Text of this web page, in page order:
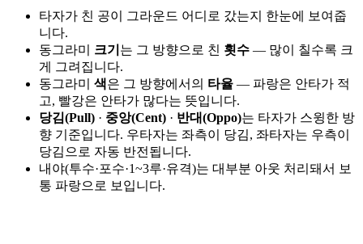
타자가 친 공이 그라운드 어디로 갔는지 한눈에 보여줍
니다.
동그라미 크기 는 그 방향으로 친 횟수 — 많이 칠수록 크
게 그려집니다.
동그라미 색은 그 방향에서의 타율 — 파랑은 안타가 적
고, 빨강은 안타가 많다는 뜻입니다.
당김(Pull) · 중앙(Cent) · 반대(Oppo)는 타자가 스윙한 방
향 기준입니다. 우타자는 좌측이 당김, 좌타자는 우측이
당김으로 자동 반전됩니다.
내야(투수·포수·1~3루·유격)는 대부분 아웃 처리돼서 보
통 파랑으로 보입니다.